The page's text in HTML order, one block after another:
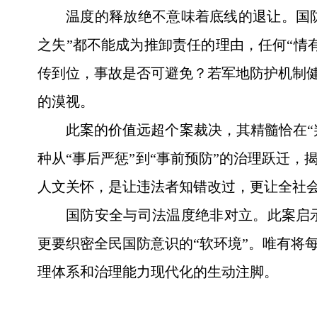
温度的释放绝不意味着底线的退让。
之失”都不能成为推卸责任的理由，任何“
传到位，事故是否可避免？若军地防护机制
的漠视。
此案的价值远超个案裁决，其精髓恰在
种从“事后严惩”到“事前预防”的治理跃迁
人文关怀，是让违法者知错改过，更让全社
国防安全与司法温度绝非对立。此案
更要织密全民国防意识的“软环境”。唯有将
理体系和治理能力现代化的生动注脚。